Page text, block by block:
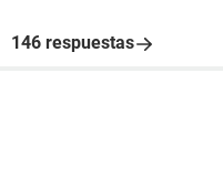
146 respuestas